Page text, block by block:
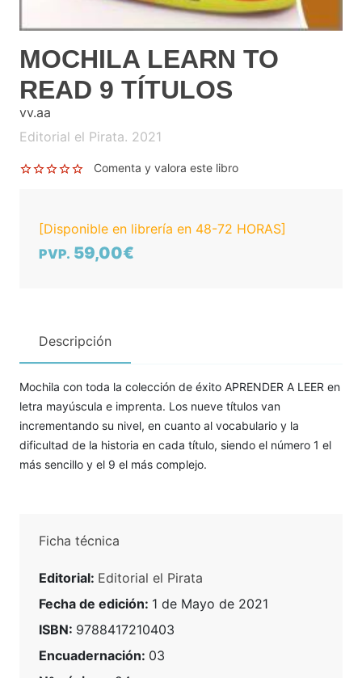
MOCHILA LEARN TO
READ 9 TÍTULOS
vv.aa
Editorial el Pirata. 2021
Comenta y valora este libro
[Disponible en librería en 48-72 HORAS]
PVP. 59,00€
Descripción
Mochila con toda la colección de éxito APRENDER A LEER en
letra mayúscula e imprenta. Los nueve títulos van
incrementando su nivel, en cuanto al vocabulario y la
dificultad de la historia en cada título, siendo el número 1 el
más sencillo y el 9 el más complejo.
Ficha técnica
Editorial: Editorial el Pirata
Fecha de edición: 1 de Mayo de 2021
ISBN: 9788417210403
Encuadernación: 03